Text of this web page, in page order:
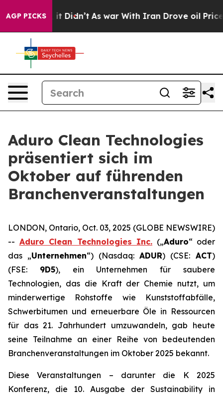
AGP PICKS
it Didn’t As war With Iran Drove oil Prices
Aduro Clean Technologies
präsentiert sich im
Oktober auf führenden
Branchenveranstaltungen
LONDON, Ontario, Oct. 03, 2025 (GLOBE NEWSWIRE)
-- Aduro Clean Technologies Inc. („Aduro“ oder
das „Unternehmen“) (Nasdaq: ADUR) (CSE: ACT)
(FSE: 9D5), ein Unternehmen für saubere
Technologien, das die Kraft der Chemie nutzt, um
minderwertige Rohstoffe wie Kunststoffabfälle,
Schwerbitumen und erneuerbare Öle in Ressourcen
für das 21. Jahrhundert umzuwandeln, gab heute
seine Teilnahme an einer Reihe von bedeutenden
Branchenveranstaltungen im Oktober 2025 bekannt.
Diese Veranstaltungen – darunter die K 2025
Konferenz, die 10. Ausgabe der Sustainability in